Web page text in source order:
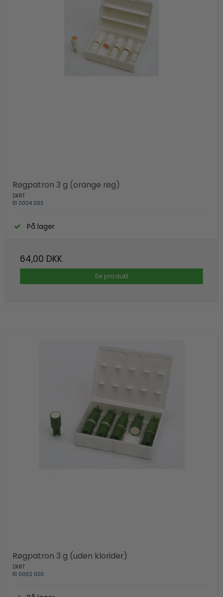
Røgpatron 3 g (orange røg)
DKRT
111 0004 003
På lager
64,00 DKK
Se produkt
Røgpatron 3 g (uden klorider)
DKRT
111 0002 003